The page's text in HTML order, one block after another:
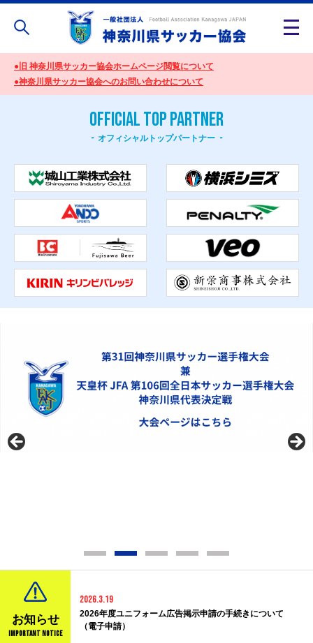
●旧 神奈川県サッカー協会ホームページ閲覧について
●神奈川県サッカー協会へのお問い合わせについて
OFFICIAL TOP PARTNER
オフィシャルトップパートナー
お知らせ
IMPORTANT NOTICE
2026.3.19
2026年度ユニフォーム広告掲示申請の手続きについて
（電子申請）